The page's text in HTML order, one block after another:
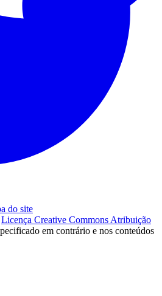
do site
Licença Creative Commons Atribuição
em contrário e nos conteúdos